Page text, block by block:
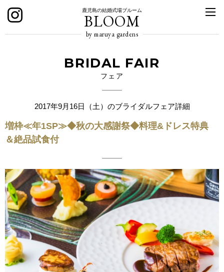
鹿児島の結婚式場ブルーム
BLOOM
by maruya gardens
BRIDAL FAIR
フェア
2017年9月16日（土）のブライダルフェア詳細
増枠≪年1SP≫◆秋の大感謝祭◆料理&ドレス特典
＆絶品試食付